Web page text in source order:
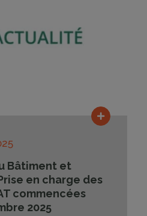
Bâtiment et
en charge des
commencées
2025
Lire la